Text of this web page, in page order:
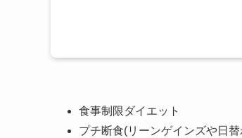
食事制限ダイエット
プチ断食(リーンゲインズや日